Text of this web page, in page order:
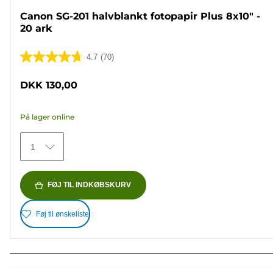
Canon SG-201 halvblankt fotopapir Plus 8x10" -
20 ark
4.7 (70)
4.7
af
stjerner.
70
anmeldelser
DKK 130,00
På lager online
1
FØJ TIL INDKØBSKURV
Føj til ønskeliste